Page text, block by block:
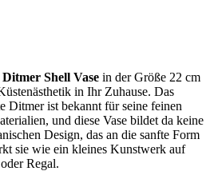
Shell Vase in der Größe 22 cm
in Ihr Zuhause. Das
Ditmer ist bekannt für seine feinen
und diese Vase bildet da keine
Design, das an die sanfte Form
sie wie ein kleines Kunstwerk auf
Regal.